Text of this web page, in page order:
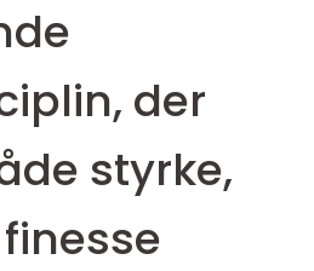
der
styrke,